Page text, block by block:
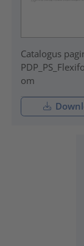
Catalogus
om